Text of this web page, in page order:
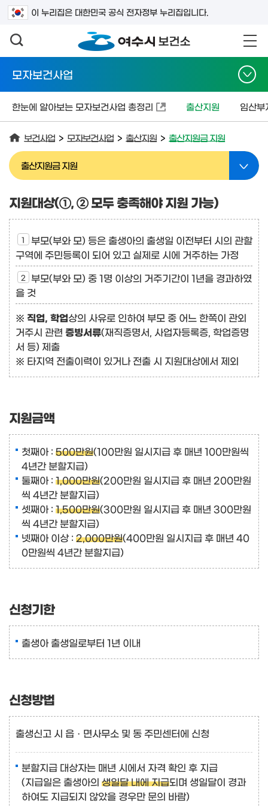
이 누리집은 대한민국 공식 전자정부 누리집입니다.
검색어를 입력하세요
모자보건사업
한눈에 알아보는 모자보건사업 총정리 출산지원 임산부
보건사업 > 모자보건사업 > 출산지원 > 출산지원금 지원
출산지원금 지원
지원대상(①, ② 모두 충족해야 지원 가능)
부모(부와 모) 등은 출생아의 출생일 이전부터 시의 관할
구역에 주민등록이 되어 있고 실제로 시에 거주하는 가정
부모(부와 모) 중 1명 이상의 거주기간이 1년을 경과하였
을 것
※ 직업, 학업상의 사유로 인하여 부모 중 어느 한쪽이 관외
거주시 관련 증빙서류(재직증명서, 사업자등록증, 학업증명
서 등) 제출
※ 타지역 전출이력이 있거나 전출 시 지원대상에서 제외
지원금액
첫째아 : 500만원(100만원 일시지급 후 매년 100만원씩
4년간 분할지급)
둘째아 : 1,000만원(200만원 일시지급 후 매년 200만원
씩 4년간 분할지급)
셋째아 : 1,500만원(300만원 일시지급 후 매년 300만원
씩 4년간 분할지급)
넷째아 이상 : 2,000만원(400만원 일시지급 후 매년 40
0만원씩 4년간 분할지급)
신청기한
출생아 출생일로부터 1년 이내
신청방법
출생신고 시 읍ㆍ면사무소 및 동 주민센터에 신청
분할지급 대상자는 매년 시에서 자격 확인 후 지급
(지급일은 출생아의 생일달 내에 지급되며 생일달이 경과
하여도 지급되지 않았을 경우만 문의 바람)